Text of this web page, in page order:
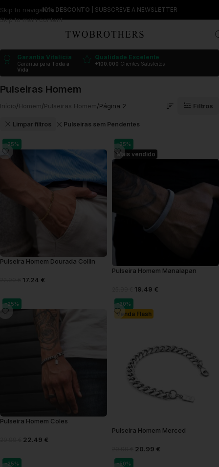
Skip to navigation
Skip to main content
10% DESCONTO | SUBSCREVE A NEWSLETTER
Garantia Vitalícia
Garantia para Toda a
Vida
Qualidade Excelente
+100.000 Clientes Satisfeitos
Pulseiras Homem
Início Homem Pulseiras Homem Página 2 Filtros
Limpar filtros Pulseiras sem Pendentes
-25%
Pulseira Homem Dourada Collin
17.24 €
-25%
Mais vendido
Pulseira Homem Manalapan
19.49 €
-25%
Pulseira Homem Coles
22.49 €
-30%
Venda Flash
Pulseira Homem Merced
20.99 €
-25% -50%